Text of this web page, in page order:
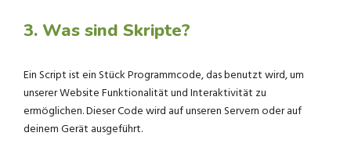
3. Was sind Skripte?
Ein Script ist ein Stück Programmcode, das benutzt wird, um
unserer Website Funktionalität und Interaktivität zu
ermöglichen. Dieser Code wird auf unseren Servern oder auf
deinem Gerät ausgeführt.